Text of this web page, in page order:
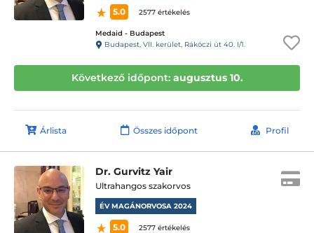
5.0 2577 értékelés
Medaid - Budapest
Budapest, VII. kerület, Rákóczi út 40. I/1.
Következő időpont: augusztus 10.
Árlista Összes időpont Profil
Dr. Gurvitz Yair
Ultrahangos szakorvos
ÉV MAGÁNORVOSA 2024
5.0 2577 értékelés